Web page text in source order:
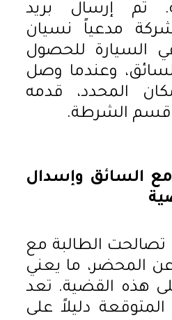
تم إرسال بريد
مدعياً نسيان
السيارة للحصول
وعندما وصل
المحدد، قدمه
قسم الشرطة.
مع السائق وإسدال
الطالبة مع
المحضر، ما يعني
هذه القضية. تعد
المتوقعة دليلاً على